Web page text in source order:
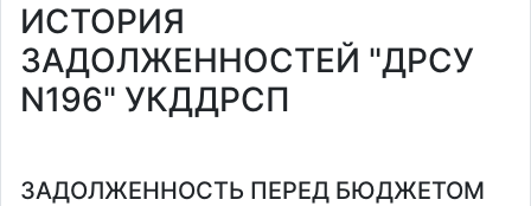
ИСТОРИЯ
ЗАДОЛЖЕННОСТЕЙ "ДРСУ
N196" УКДДРСП
ЗАДОЛЖЕННОСТЬ ПЕРЕД БЮДЖЕТОМ